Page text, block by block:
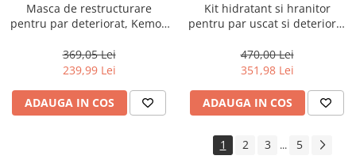
Masca de restructurare
pentru par deteriorat, Kemon
369,05 Lei
239,99 Lei
ADAUGA IN COS
Kit hidratant si hranitor
pentru par uscat si deteriorat
Strength
470,00 Lei
351,98 Lei
ADAUGA IN COS
1 2 3 ... 5